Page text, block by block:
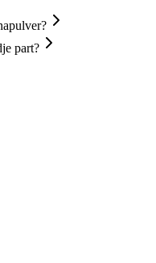
part?